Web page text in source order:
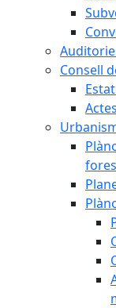
Consell
Actes